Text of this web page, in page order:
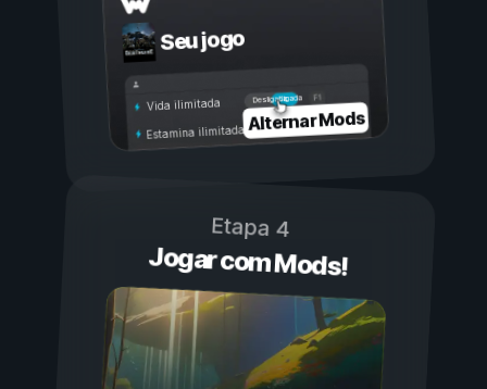
Seu jogo
Ligada
Desligada
Vida ilimitada
Estamina ilimitadaAlternar Mods
Etapa 4
Jogar com Mods!